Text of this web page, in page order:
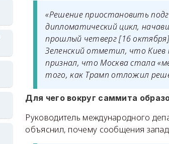
«Решение приостановить
дипломатический цикл,
прошлый четверг [16
Зеленский отметил, что Киев
признал, что Москва стала
того, как Трамп отложил
Для чего вокруг саммита
Руководитель международного
объяснил, почему сообщения